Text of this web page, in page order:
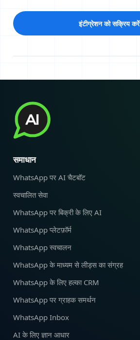
इंटीग्रेशन को सक्रिय करें
समाधान
WhatsApp पर AI चैटबॉट
स्वचालित सेवा
WhatsApp पर बिक्री के लिए AI
WhatsApp प्लेटफ़ॉर्म
WhatsApp स्वचालन
WhatsApp के माध्यम से लीड्स का संग्रह
WhatsApp के लिए हल्का CRM
WhatsApp पर ग्राहक समर्थन
WhatsApp Inbox
AI के लिए ज्ञान आधार